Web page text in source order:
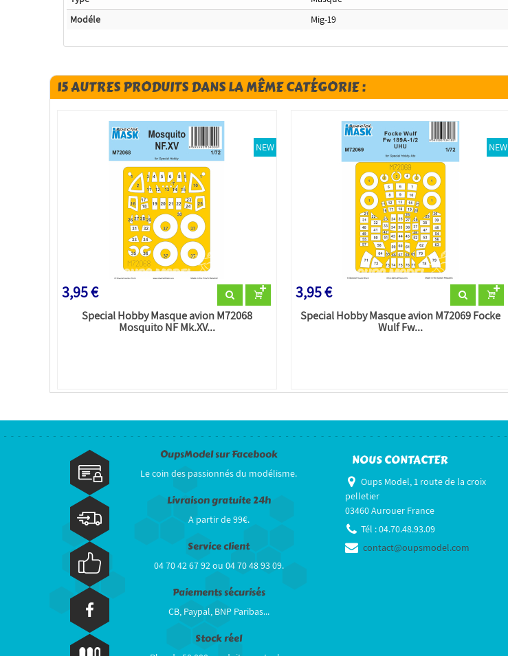
Modéle
Mig-19
15 AUTRES PRODUITS DANS LA MÊME CATÉGORIE :
NEW
3,95 €
Special Hobby Masque avion M72068
Mosquito NF Mk.XV...
NEW
3,95 €
Special Hobby Masque avion M72069 Focke
Wulf Fw...
OupsModel sur Facebook
Le coin des passionnés du modélisme.
Livraison gratuite 24h
A partir de 99€.
Service client
04 70 42 67 92 ou 04 70 48 93 09.
Paiements sécurisés
CB, Paypal, BNP Paribas...
Stock réel
NOUS CONTACTER
Oups Model, 1 route de la croix
pelletier
03460 Aurouer France
Tél :04.70.48.93.09
contact@oupsmodel.com